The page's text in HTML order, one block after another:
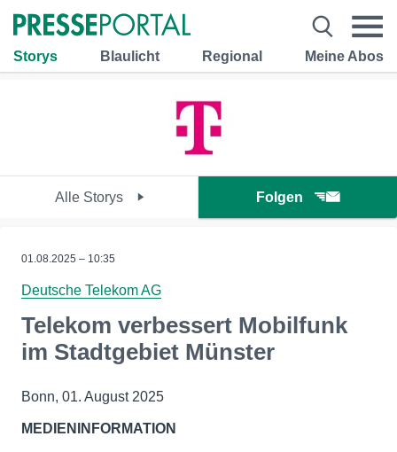
Storys Blaulicht Regional Meine Abos
Alle Storys Folgen
01.08.2025 – 10:35
Deutsche Telekom AG
Telekom verbessert Mobilfunk
im Stadtgebiet Münster
Bonn, 01. August 2025
MEDIENINFORMATION